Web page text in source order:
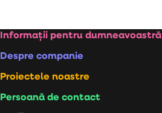
Subsol
Informații pentru dumneavoastră
Despre companie
Proiectele noastre
Persoană de contact